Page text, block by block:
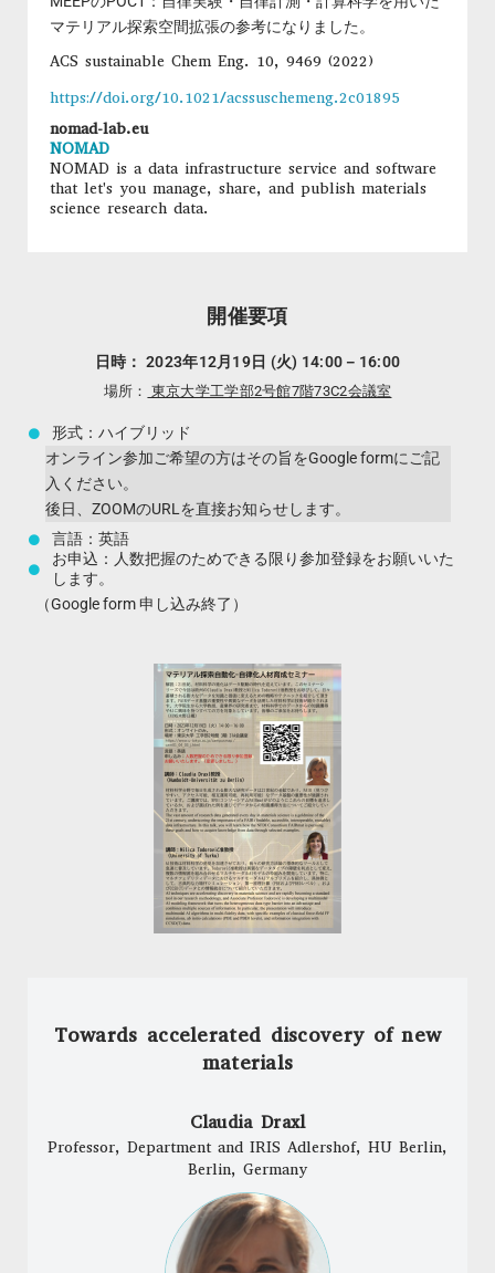
マテリアル探索空間拡張の参考になりました。
ACS sustainable Chem Eng. 10, 9469 (2022)
https://doi.org/10.1021/acssuschemeng.2c01895
nomad-lab.eu
NOMAD
NOMAD is a data infrastructure service and software
that let's you manage, share, and publish materials
science research data.
開催要項
日時： 2023年12月19日 (火) 14:00－16:00
場所： 東京大学工学部2号館7階73C2会議室
形式：ハイブリッド
オンライン参加ご希望の方はその旨をGoogle formにご記
入ください。
後日、ZOOMのURLを直接お知らせします。
言語：英語
お申込：人数把握のためできる限り参加登録をお願いいた
します。
（Google form 申し込み終了）
Towards accelerated discovery of new
materials
Claudia Draxl
Professor, Department and IRIS Adlershof, HU Berlin,
Berlin, Germany